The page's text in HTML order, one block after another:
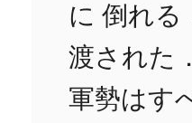
に 倒れ
渡された
軍勢はす